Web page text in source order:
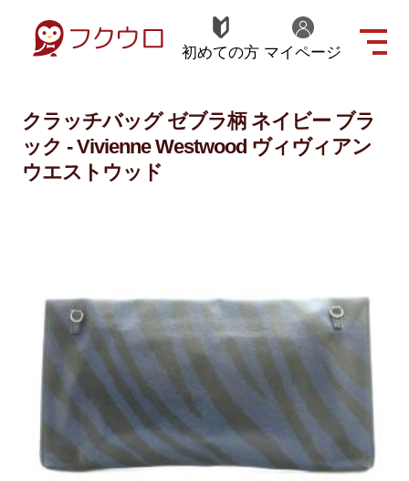
初めての方 マイページ
クラッチバッグ ゼブラ柄 ネイビー ブラ
ック - Vivienne Westwood ヴィヴィアン
ウエストウッド